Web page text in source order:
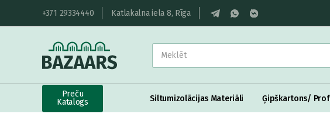
+371 29334440 Katlakalna iela 8, Rīga
Preču
Katalogs
Siltumizolācijas Materiāli Ģipškartons/